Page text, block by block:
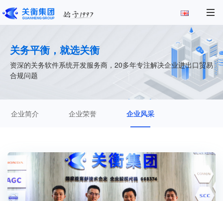
关务平衡，就选关衡
资深的关务软件系统开发服务商，20多年专注解决企业进出口贸易
合规问题
企业简介 企业荣誉 企业风采